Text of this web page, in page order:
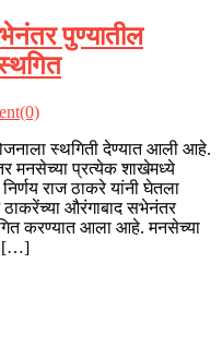
पुण्यातील
स्थगिती देण्यात आली आहे.
मनसेच्या प्रत्येक शाखेमध्ये
राज ठाकरे यांनी घेतला
ठाकरेंच्या औरंगाबाद सभेनंतर
करण्यात आला आहे. मनसेच्या
[…]